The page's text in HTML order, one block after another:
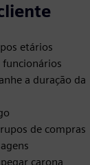
etários
a duração da
de compras
carona